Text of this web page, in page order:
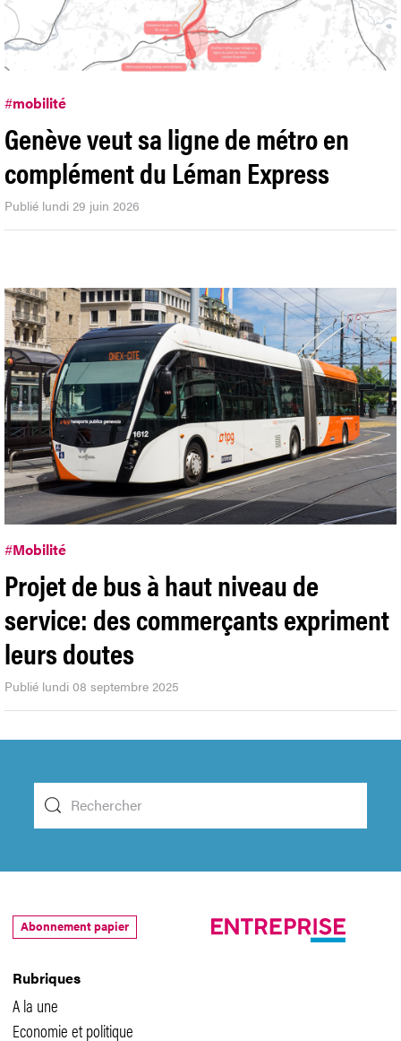
#mobilité
Genève veut sa ligne de métro en
complément du Léman Express
Publié lundi 29 juin 2026
#Mobilité
Projet de bus à haut niveau de
service: des commerçants expriment
leurs doutes
Publié lundi 08 septembre 2025
Rubriques
A la une
Economie et politique
Abonnement papier